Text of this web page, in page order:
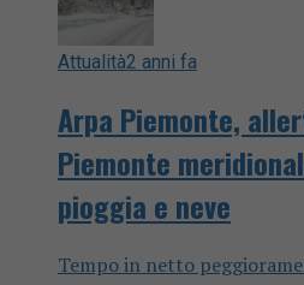
Attualità2 anni fa
Arpa Piemonte,
Piemonte
pioggia e neve
Tempo in netto